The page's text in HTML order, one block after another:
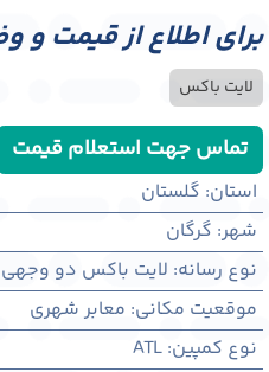
برای اطلاع از قیمت و
لایت باکس
تماس جهت استعلام قیمت
استان: گلستان
شهر: گرگان
نوع رسانه: لایت باکس دو وجهی
موقعیت مکانی: معابر شهری
نوع کمپین:
ATL